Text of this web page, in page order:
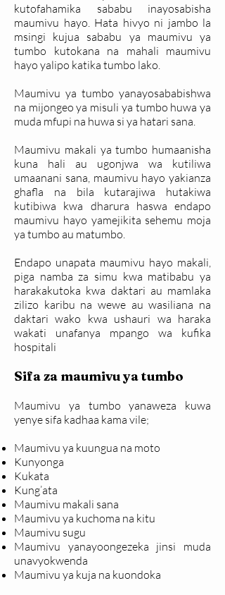
kutofahamika sababu inayosabisha
maumivu hayo. Hata hivyo ni jambo la
msingi kujua sababu ya maumivu ya
tumbo kutokana na mahali maumivu
hayo yalipo katika tumbo lako.
Maumivu ya tumbo yanayosababishwa
na mijongeo ya misuli ya tumbo huwa ya
muda mfupi na huwa si ya hatari sana.
Maumivu makali ya tumbo humaanisha
kuna hali au ugonjwa wa kutiliwa
umaanani sana, maumivu hayo yakianza
ghafla na bila kutarajiwa hutakiwa
kutibiwa kwa dharura haswa endapo
maumivu hayo yamejikita sehemu moja
ya tumbo au matumbo.
Endapo unapata maumivu hayo makali,
piga namba za simu kwa matibabu ya
harakakutoka kwa daktari au mamlaka
zilizo karibu na wewe au wasiliana na
daktari wako kwa ushauri wa haraka
wakati unafanya mpango wa kufika
hospitali
Sifa za maumivu ya tumbo
Maumivu ya tumbo yanaweza kuwa
yenye sifa kadhaa kama vile;
Maumivu ya kuungua na moto
Kunyonga
Kukata
Kung’ata
Maumivu makali sana
Maumivu ya kuchoma na kitu
Maumivu sugu
Maumivu yanayoongezeka jinsi muda
unavyokwenda
Maumivu ya kuja na kuondoka